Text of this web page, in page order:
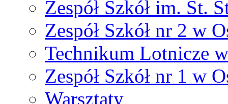
Zespół Szkół im. St.
Zespół Szkół nr 2 w
Technikum Lotnicze
Zespół Szkół nr 1 w
Warsztaty